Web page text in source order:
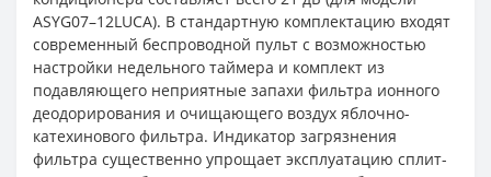
ASYG07–12LUCA). В стандартную комплектацию входят
современный беспроводной пульт с возможностью
настройки недельного таймера и комплект из
подавляющего неприятные запахи фильтра ионного
деодорирования и очищающего воздух яблочно-
катехинового фильтра. Индикатор загрязнения
фильтра существенно упрощает эксплуатацию сплит-